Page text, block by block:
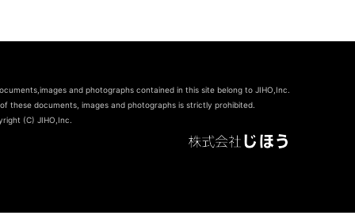
and photographs contained in this site belong to JIHO,Inc.
these documents, images and photographs is strictly prohibited.
(C) JIHO,Inc.